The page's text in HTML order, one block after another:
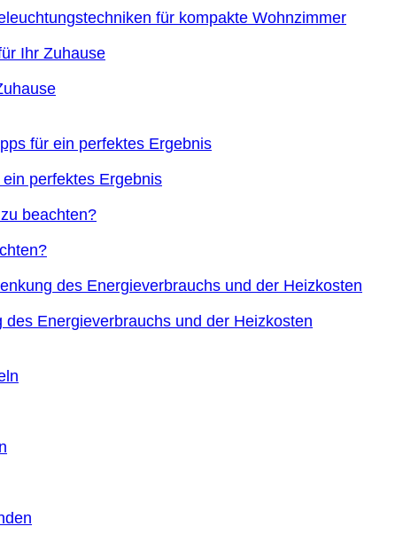
für kompakte Wohnzimmer
perfektes Ergebnis
Energieverbrauchs und der Heizkosten